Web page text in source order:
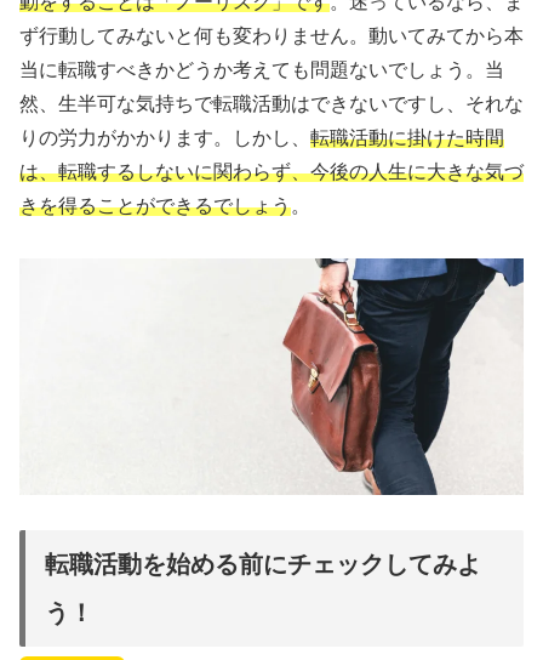
ず行動してみないと何も変わりません。動いてみてから本
当に転職すべきかどうか考えても問題ないでしょう。当
然、生半可な気持ちで転職活動はできないですし、それな
りの労力がかかります。しかし、 転職活動に掛けた時間
は、転職するしないに関わらず、今後の人生に大きな気づ
きを得ることができるでしょう。
転職活動を始める前にチェックしてみよ
う！